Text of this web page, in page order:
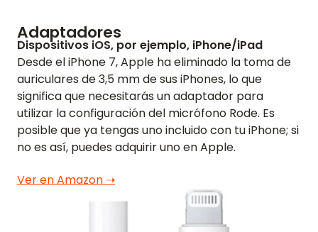
Adaptadores
Dispositivos iOS, por ejemplo, iPhone/iPad
Desde el iPhone 7, Apple ha eliminado la toma de
auriculares de 3,5 mm de sus iPhones, lo que
significa que necesitarás un adaptador para
utilizar la configuración del micrófono Rode. Es
posible que ya tengas uno incluido con tu iPhone; si
no es así, puedes adquirir uno en Apple.
Ver en Amazon ➝